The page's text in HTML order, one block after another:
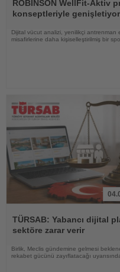
ROBINSON WellFit-Aktiv
konseptleriyle genişletiyor
Dijital vücut analizi, yenilikçi antrenman
misafirlerine daha kişiselleştirilmiş bir
Oku
TÜRSAB: Yabancı dijital
sektöre zarar verir
Birlik, Meclis gündemine gelmesi
rekabet gücünü zayıflatacağı